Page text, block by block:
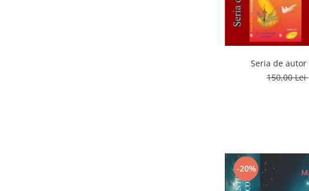
Seria de
150,00 Lei
-20%